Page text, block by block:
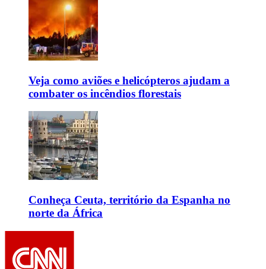
Veja como aviões e helicópteros ajudam a
combater os incêndios florestais
Conheça Ceuta, território da Espanha no
norte da África